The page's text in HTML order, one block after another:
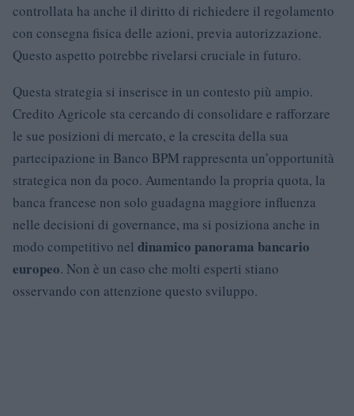
controllata ha anche il diritto di richiedere il regolamento
con consegna fisica delle azioni, previa autorizzazione.
Questo aspetto potrebbe rivelarsi cruciale in futuro.
Questa strategia si inserisce in un contesto più ampio.
Credito Agricole sta cercando di consolidare e rafforzare
le sue posizioni di mercato, e la crescita della sua
partecipazione in Banco BPM rappresenta un’opportunità
strategica non da poco. Aumentando la propria quota, la
banca francese non solo guadagna maggiore influenza
nelle decisioni di governance, ma si posiziona anche in
modo competitivo nel dinamico panorama bancario
europeo. Non è un caso che molti esperti stiano
osservando con attenzione questo sviluppo.